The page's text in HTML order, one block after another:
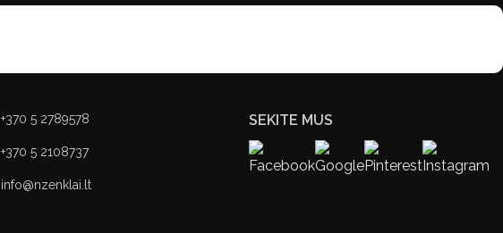
+370 5 2789578
+370 5 2108737
info@nzenklai.lt
SEKITE MUS